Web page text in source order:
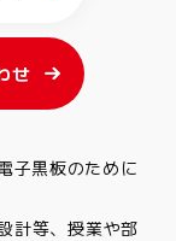
せ
子黒板のために
計等、授業や部